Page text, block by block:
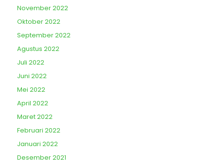
November 2022
Oktober 2022
September 2022
Agustus 2022
Juli 2022
Juni 2022
Mei 2022
April 2022
Maret 2022
Februari 2022
Januari 2022
Desember 2021